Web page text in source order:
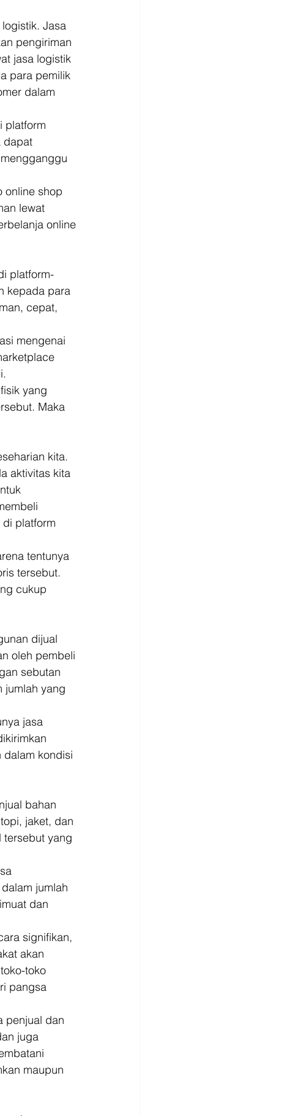
Jasa
pengiriman
jasa logistik
para pemilik
dalam
platform
dapat
online shop
lewat
online
platform-
kepada para
cepat,
mengenai
yang
Maka
kita.
aktivitas kita
platform
tentunya
tersebut.
cukup
dijual
oleh pembeli
sebutan
jumlah yang
jasa
kondisi
bahan
jaket, dan
tersebut yang
jumlah
dan
signifikan,
akan
toko
pangsa
penjual dan
juga
maupun